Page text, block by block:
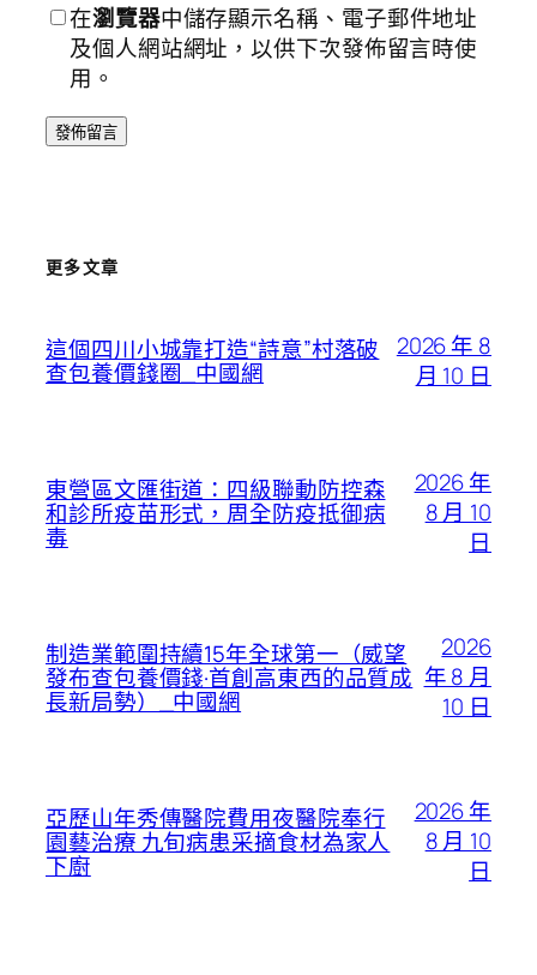
在瀏覽器中儲存顯示名稱、電子郵件地址
及個人網站網址，以供下次發佈留言時使
用。
更多文章
這個四川小城靠打造“詩意”村落破
查包養價錢圈_中國網
2026 年 8
月 10 日
東營區文匯街道：四級聯動防控森
和診所疫苗形式，周全防疫抵御病
毒
2026 年
8 月 10
日
制造業範圍持續15年全球第一（威望
發布查包養價錢·首創高東西的品質成
長新局勢）_中國網
2026
年 8 月
10 日
亞歷山年秀傳醫院費用夜醫院奉行
園藝治療 九旬病患采摘食材為家人
下廚
2026 年
8 月 10
日